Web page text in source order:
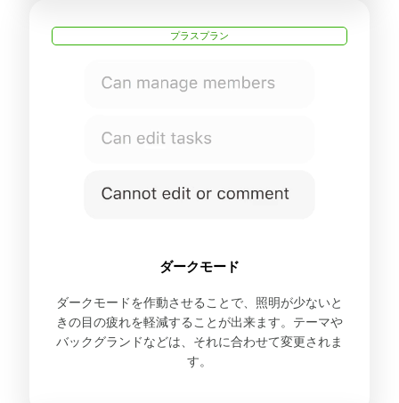
プラスプラン
ダークモード
ダークモードを作動させることで、照明が少ないと
きの目の疲れを軽減することが出来ます。テーマや
バックグランドなどは、それに合わせて変更されま
す。